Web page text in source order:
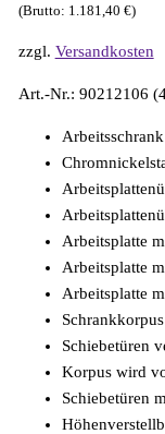
(Brutto: 1.181,40 €)
zzgl. Versandkosten
Art.-Nr.: 90212106
Arbeitsplatte
Arbeitsplatte
Arbeitsplatte
Schiebetüren
Korpus wird
Schiebetüren